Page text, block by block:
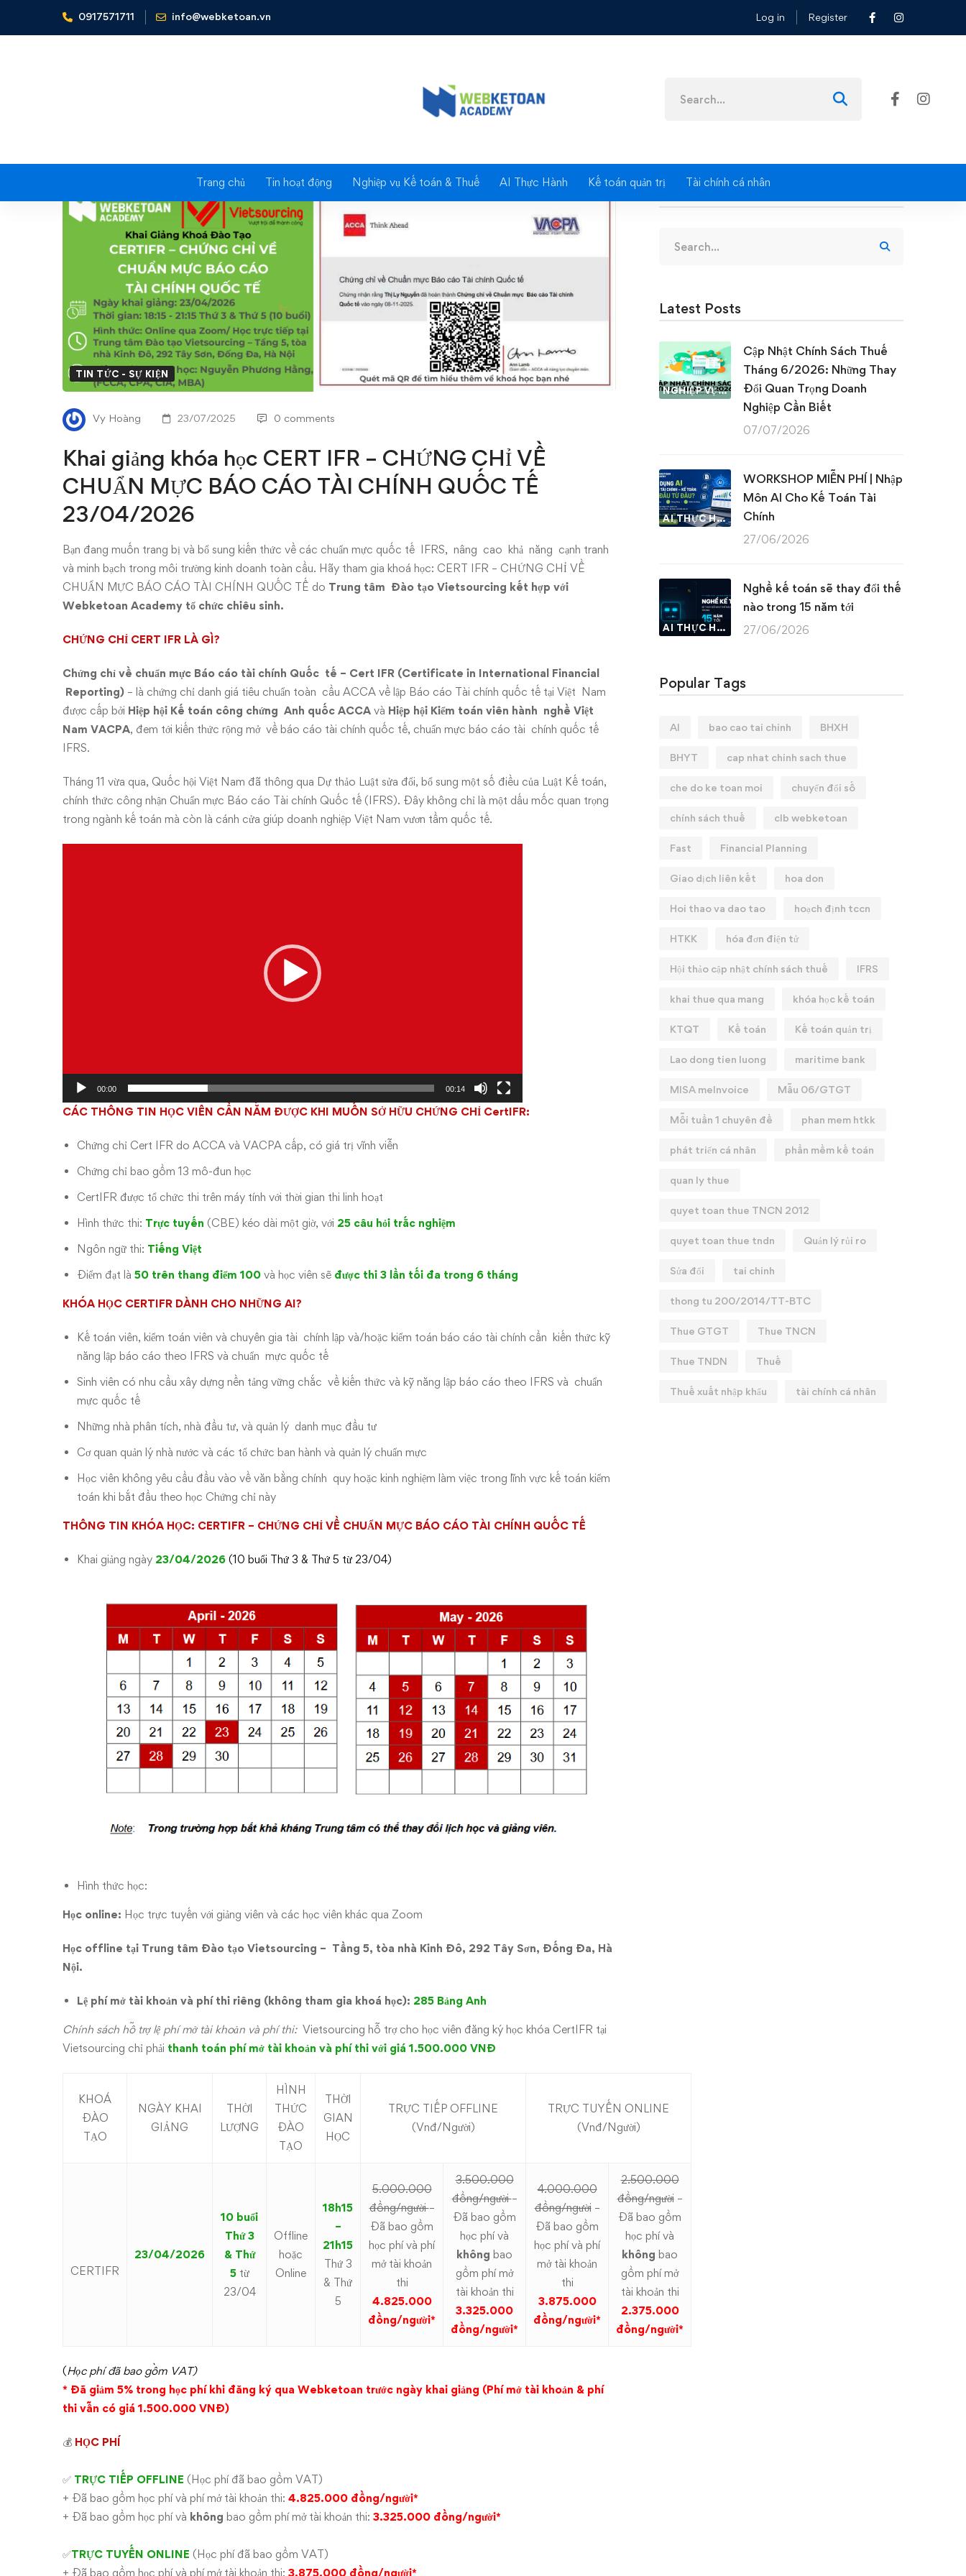
0917571711 info@webketoan.vn Log in Register
for:
Trang chủ Tin hoạt động Nghiệp vụ Kế toán & Thuế AI Thực Hành Kế toán quản trị Tài chính cá nhân
Home Tin tức - Sự kiện Khai giảng khóa học CERT IFR - CHỨNG CHỈ VỀ CHUẨN MỰC BÁO CÁO TÀI CHÍNH QUỐC TẾ 23/04/2026
Khai
giảng
khóa
học
CERT
IFR
–
CHỨNG
CHỈ
VỀ
CHUẨN
MỰC
BÁO
CÁO
TÀI
CHÍNH
QUỐC
TẾ
23/04/2026
TIN TỨC - SỰ KIỆN
Vy Hoàng 23/07/2025 0 comments
Khai giảng khóa học CERT IFR – CHỨNG CHỈ VỀ
CHUẨN MỰC BÁO CÁO TÀI CHÍNH QUỐC TẾ
23/04/2026
Bạn đang muốn trang bị và bổ sung kiến thức về các chuẩn mực quốc tế IFRS, nâng cao khả năng cạnh tranh
và minh bạch trong môi trường kinh doanh toàn cầu. Hãy tham gia khoá học: CERT IFR – CHỨNG CHỈ VỀ
CHUẨN MỰC BÁO CÁO TÀI CHÍNH QUỐC TẾ do Trung tâm Đào tạo Vietsourcing kết hợp với
Webketoan Academy tổ chức chiêu sinh.
CHỨNG CHỈ CERT IFR LÀ GÌ?
Chứng chỉ về chuẩn mực Báo cáo tài chính Quốc tế – Cert IFR (Certificate in International Financial
Reporting) – là chứng chỉ danh giá tiêu chuẩn toàn cầu ACCA về lập Báo cáo Tài chính quốc tế tại Việt Nam
được cấp bởi Hiệp hội Kế toán công chứng Anh quốc ACCA và Hiệp hội Kiểm toán viên hành nghề Việt
Nam VACPA, đem tới kiến thức rộng mở về báo cáo tài chính quốc tế, chuẩn mực báo cáo tài chính quốc tế
IFRS.
Tháng 11 vừa qua, Quốc hội Việt Nam đã thông qua Dự thảo Luật sửa đổi, bổ sung một số điều của Luật Kế toán,
chính thức công nhận Chuẩn mực Báo cáo Tài chính Quốc tế (IFRS). Đây không chỉ là một dấu mốc quan trọng
trong ngành kế toán mà còn là cánh cửa giúp doanh nghiệp Việt Nam vươn tầm quốc tế.
00:00 00:14
CÁC THÔNG TIN HỌC VIÊN CẦN NẮM ĐƯỢC KHI MUỐN SỞ HỮU CHỨNG CHỈ CertIFR:
Chứng chỉ Cert IFR do ACCA và VACPA cấp, có giá trị vĩnh viễn
Chứng chỉ bao gồm 13 mô-đun học
CertIFR được tổ chức thi trên máy tính với thời gian thi linh hoạt
Hình thức thi: Trực tuyến (CBE) kéo dài một giờ, với 25 câu hỏi trắc nghiệm
Ngôn ngữ thi: Tiếng Việt
Điểm đạt là 50 trên thang điểm 100 và học viên sẽ được thi 3 lần tối đa trong 6 tháng
KHÓA HỌC CERTIFR DÀNH CHO NHỮNG AI?
Kế toán viên, kiểm toán viên và chuyên gia tài chính lập và/hoặc kiểm toán báo cáo tài chính cần kiến thức kỹ
năng lập báo cáo theo IFRS và chuẩn mực quốc tế
Sinh viên có nhu cầu xây dựng nền tảng vững chắc về kiến thức và kỹ năng lập báo cáo theo IFRS và chuẩn
mực quốc tế
Những nhà phân tích, nhà đầu tư, và quản lý danh mục đầu tư
Cơ quan quản lý nhà nước và các tổ chức ban hành và quản lý chuẩn mực
Học viên không yêu cầu đầu vào về văn bằng chính quy hoặc kinh nghiệm làm việc trong lĩnh vực kế toán kiểm
toán khi bắt đầu theo học Chứng chỉ này
THÔNG TIN KHÓA HỌC: CERTIFR – CHỨNG CHỈ VỀ CHUẨN MỰC BÁO CÁO TÀI CHÍNH QUỐC TẾ
Khai giảng ngày 23/04/2026 (10 buổi Thứ 3 & Thứ 5 từ 23/04)
Hình thức học:
Học online: Học trực tuyến với giảng viên và các học viên khác qua Zoom
Học offline tại Trung tâm Đào tạo Vietsourcing – Tầng 5, tòa nhà Kinh Đô, 292 Tây Sơn, Đống Đa, Hà
Nội.
Lệ phí mở tài khoản và phí thi riêng (không tham gia khoá học): 285 Bảng Anh
Chính sách hỗ trợ lệ phímở tài khoản và phí thi: Vietsourcing hỗ trợ cho học viên đăng ký học khóa CertIFR tại
Vietsourcing chỉ phải thanh toán phí mở tài khoản và phí thi với giá 1.500.000 VNĐ
KHOÁ
ĐÀO
TẠO
NGÀY KHAI
GIẢNG
THỜI
LƯỢNG
HÌNH
THỨC
ĐÀO
TẠO
THỜI
GIAN
HỌC
TRỰC TIẾP OFFLINE
(Vnđ/Người)
TRỰC TUYẾN ONLINE
(Vnđ/Người)
CERTIFR
23/04/2026
10 buổi
Thứ 3
& Thứ
5từ
23/04
Offline
hoặc
Online
18h15
–
21h15
Thứ 3
& Thứ
5
5.000.000
đồng/người–
Đã bao gồm
học phí và phí
mở tài khoản
thi
4.825.000
đồng/người*
3.500.000
đồng/người–
Đã bao gồm
học phí và
không bao
gồm phí mở
tài khoản thi
3.325.000
đồng/người*
4.000.000
đồng/người–
Đã bao gồm
học phí và phí
mở tài khoản
thi
3.875.000
đồng/người*
2.500.000
đồng/người–
Đã bao gồm
học phí và
không bao
gồm phí mở
tài khoản thi
2.375.000
đồng/người*
(Học phí đã bao gồm VAT)
* Đã giảm 5% trong học phí khi đăng ký qua Webketoan trước ngày khai giảng (Phí mở tài khoản & phí
thi vẫn có giá 1.500.000 VNĐ)
💰 HỌC PHÍ
✅ TRỰC TIẾP OFFLINE (Học phí đã bao gồm VAT)
+ Đã bao gồm học phí và phí mở tài khoản thi: 4.825.000 đồng/người*
+ Đã bao gồm học phí và không bao gồm phí mở tài khoản thi: 3.325.000 đồng/người*
✅TRỰC TUYẾN ONLINE (Học phí đã bao gồm VAT)
+ Đã bao gồm học phí và phí mở tài khoản thi: 3.875.000 đồng/người*
for:
Latest Posts
NGHIỆP VỤ KẾ TOÁN & THUẾ
Cập Nhật Chính Sách Thuế
Tháng 6/2026: Những Thay
Đổi Quan Trọng Doanh
Nghiệp Cần Biết
07/07/2026
AI THỰC HÀNH
WORKSHOP MIỄN PHÍ | Nhập
Môn AI Cho Kế Toán Tài
Chính
27/06/2026
AI THỰC HÀNH
Nghề kế toán sẽ thay đổi thế
nào trong 15 năm tới
27/06/2026
Popular Tags
AI bao cao tai chinh BHXH
BHYT cap nhat chinh sach thue
che do ke toan moi chuyển đổi số
chính sách thuế clb webketoan
Fast Financial Planning
Giao dịch liên kết hoa don
Hoi thao va dao tao hoạch định tccn
HTKK hóa đơn điện tử
Hội thảo cập nhật chính sách thuế IFRS
khai thue qua mang khóa học kế toán
KTQT Kế toán Kế toán quản trị
Lao dong tien luong maritime bank
MISA meInvoice Mẫu 06/GTGT
Mỗi tuần 1 chuyên đề phan mem htkk
phát triển cá nhân phần mềm kế toán
quan ly thue
quyet toan thue TNCN 2012
quyet toan thue tndn Quản lý rủi ro
Sửa đổi tai chinh
thong tu 200/2014/TT-BTC
Thue GTGT Thue TNCN
Thue TNDN Thuế
Thuế xuất nhập khẩu tài chính cá nhân